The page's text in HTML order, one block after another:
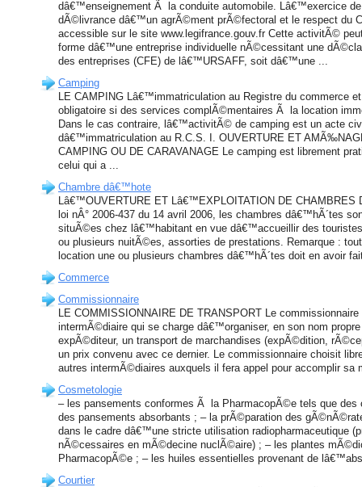
dâ€™enseignement Ã la conduite automobile. Lâ€™exercice
dÃ©livrance dâ€™un agrÃ©ment prÃ©fectoral et le respect du
accessible sur le site www.legifrance.gouv.fr Cette activitÃ©
forme dâ€™une entreprise individuelle nÃ©cessitant une
des entreprises (CFE) de lâ€™URSAFF, soit dâ€™une ...
Camping
LE CAMPING Lâ€™immatriculation au Registre du commerce
obligatoire si des services complÃ©mentaires Ã la location
Dans le cas contraire, lâ€™activitÃ© de camping est un acte
dâ€™immatriculation au R.C.S. I. OUVERTURE ET
CAMPING OU DE CARAVANAGE Le camping est librement
celui qui a ...
Chambre dâ€™hote
Lâ€™OUVERTURE ET Lâ€™EXPLOITATION DE CHAMBRES
loi nÂ° 2006-437 du 14 avril 2006, les chambres dâ€™hÃ´tes
situÃ©es chez lâ€™habitant en vue dâ€™accueillir des
ou plusieurs nuitÃ©es, assorties de prestations. Remarque :
location une ou plusieurs chambres dâ€™hÃ´tes doit en avoir
Commerce
Commissionnaire
LE COMMISSIONNAIRE DE TRANSPORT Le
intermÃ©diaire qui se charge dâ€™organiser, en son nom
expÃ©diteur, un transport de marchandises (expÃ©dition,
un prix convenu avec ce dernier. Le commissionnaire choisit
autres intermÃ©diaires auxquels il fera appel pour accomplir sa
Cosmetologie
– les pansements conformes Ã la PharmacopÃ©e tels que
des pansements absorbants ; – la prÃ©paration des
dans le cadre dâ€™une stricte utilisation radiopharmaceutique
nÃ©cessaires en mÃ©decine nuclÃ©aire) ; – les plantes
PharmacopÃ©e ; – les huiles essentielles provenant de
Courtier